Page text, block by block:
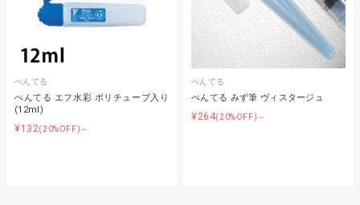
ぺんてる
ぺんてる エフ水彩 ポリチューブ入り
(12ml)
¥132(20%OFF)～
ぺんてる
ぺんてる みず筆 ヴィスタージュ
¥264(20%OFF)～